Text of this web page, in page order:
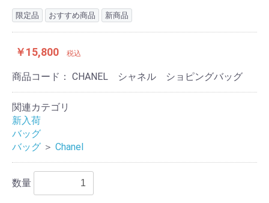
限定品 おすすめ商品 新商品
￥15,800 税込
商品コード： CHANEL シャネル ショピングバッグ
関連カテゴリ
新入荷
バッグ
バッグ ＞ Chanel
数量